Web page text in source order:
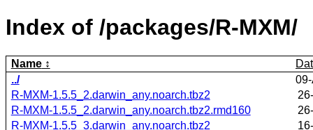
Index of /packages/R-MXM/
Name
../
R-MXM-1.5.5_2.darwin_any.noarch.tbz2
R-MXM-1.5.5_2.darwin_any.noarch.tbz2.rmd160
R-MXM-1.5.5_3.darwin_any.noarch.tbz2